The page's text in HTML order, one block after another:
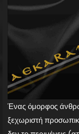
Ένας όμορφος
ξεχωριστή